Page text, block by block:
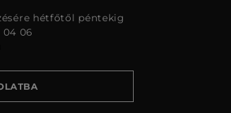
hétfőtől péntekig
04 06